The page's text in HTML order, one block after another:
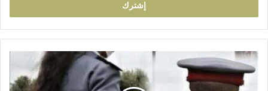
ب
ر
د
ك
ت
و